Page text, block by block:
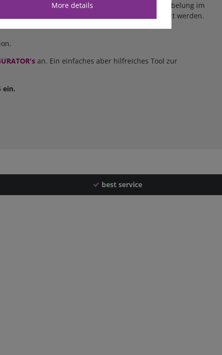
und Alterung gestellt sind. Sie sind für die Verkabelung im
den Batterien oder als Ladekabel eingesetzt werden.
an. Ein einfaches aber hilfreiches Tool zur
ein.
best service
More details